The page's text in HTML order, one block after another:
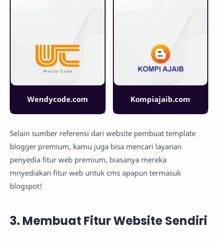
Wendycode.com Kompiajaib.com
Selain sumber referensi dari website pembuat template
blogger premium, kamu juga bisa mencari layanan
penyedia fitur web premium, biasanya mereka
mnyediakan fitur web untuk cms apapun termasuk
blogspot!
3. Membuat Fitur Website Sendiri